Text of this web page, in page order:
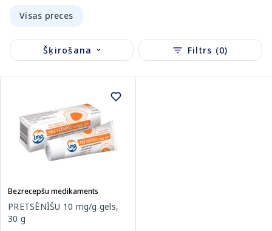
Visas preces
Šķirošana Filtrs (0)
Bezrecepšu medikaments
PRETSĒNĪŠU 10 mg/g gels,
30 g